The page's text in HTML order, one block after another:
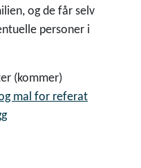
og de får selv
personer i
(kommer)
mal for referat